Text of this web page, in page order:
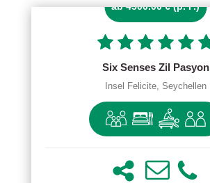
ab 4500.00 € (p. P.)
Six Senses Zil Pasyon
Insel Felicite, Seychellen